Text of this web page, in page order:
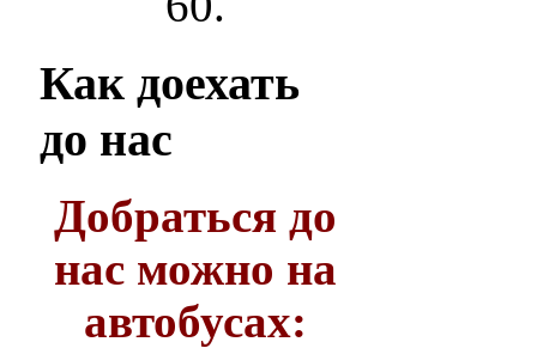
Как доехать
до нас
Добраться до
нас можно на
автобусах: